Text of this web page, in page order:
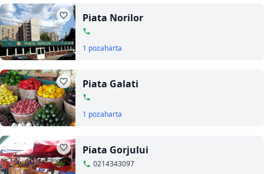
Piata Norilor
1 pozaharta
Piata Galati
1 pozaharta
Piata Gorjului
0214343097